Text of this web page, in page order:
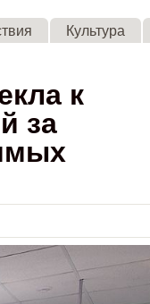
Культура
к
за